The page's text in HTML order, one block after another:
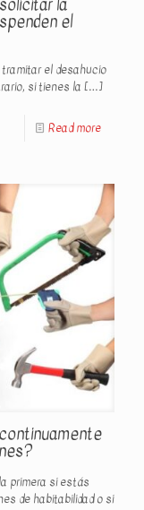
la
el
el desahucio
si tienes la […]
Read more
primera si estás
de habitabilidad o si